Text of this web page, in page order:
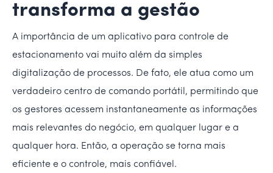
transforma a gestão
A importância de um aplicativo para controle de
estacionamento vai muito além da simples
digitalização de processos. De fato, ele atua como um
verdadeiro centro de comando portátil, permitindo que
os gestores acessem instantaneamente as informações
mais relevantes do negócio, em qualquer lugar e a
qualquer hora. Então, a operação se torna mais
eficiente e o controle, mais confiável.